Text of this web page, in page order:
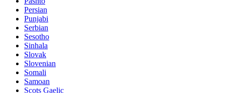
Persian
Punjabi
Serbian
Sesotho
Sinhala
Slovak
Slovenian
Somali
Samoan
Scots Gaelic